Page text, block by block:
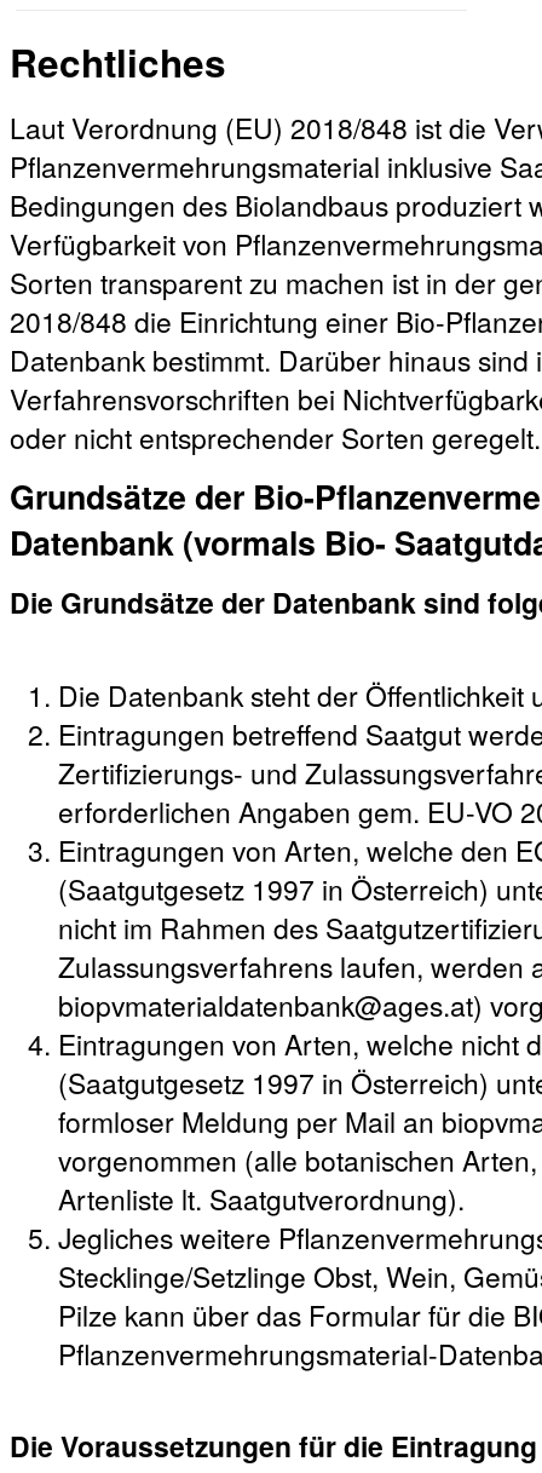
Rechtliches
Laut Verordnung (EU) 2018/848 ist die
Pflanzenvermehrungsmaterial inklusive
Bedingungen des Biolandbaus produziert
Verfügbarkeit von
Sorten transparent zu machen ist in der
2018/848 die Einrichtung einer Bio-
Datenbank bestimmt. Darüber hinaus
Verfahrensvorschriften bei
oder nicht entsprechender Sorten geregelt.
Grundsätze der Bio-
Datenbank (vormals Bio-
Die Grundsätze der Datenbank sind
Die Datenbank steht der Öffentlichkeit
Eintragungen betreffend Saatgut
Zertifizierungs- und
erforderlichen Angaben gem. EU-VO
Eintragungen von Arten, welche den
(Saatgutgesetz 1997 in Österreich)
nicht im Rahmen des
Zulassungsverfahrens laufen, werden
biopvmaterialdatenbank@ages.at)
Eintragungen von Arten, welche nicht
(Saatgutgesetz 1997 in Österreich)
formloser Meldung per Mail an
vorgenommen (alle botanischen
Artenliste lt. Saatgutverordnung).
Jegliches weitere
Stecklinge/Setzlinge Obst, Wein,
Pilze kann über das Formular für die
Pflanzenvermehrungsmaterial-
Die Voraussetzungen für die